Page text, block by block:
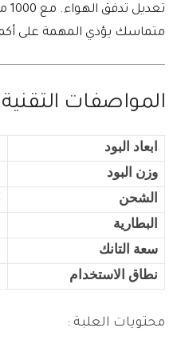
متماسك يؤدي المهمة على
المواصفات التقنية
ابعاد البود
وزن البود
الشحن
البطارية
سعة التانك
نطاق الاستخدام
محتويات العلبة :